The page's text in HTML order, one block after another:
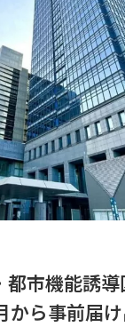
都市機能誘
から事前届